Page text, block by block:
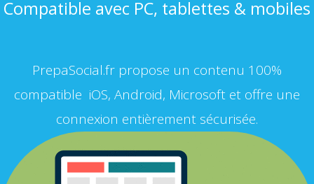
Compatible avec PC, tablettes & mobiles
PrepaSocial.fr propose un contenu 100%
compatible iOS, Android, Microsoft et offre une
connexion entièrement sécurisée.